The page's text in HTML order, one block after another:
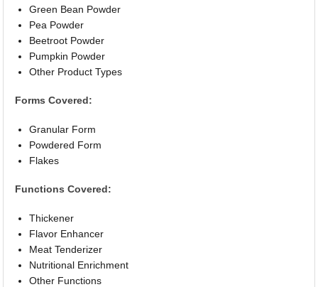
Green Bean Powder
Pea Powder
Beetroot Powder
Pumpkin Powder
Other Product Types
Forms Covered:
Granular Form
Powdered Form
Flakes
Functions Covered:
Thickener
Flavor Enhancer
Meat Tenderizer
Nutritional Enrichment
Other Functions